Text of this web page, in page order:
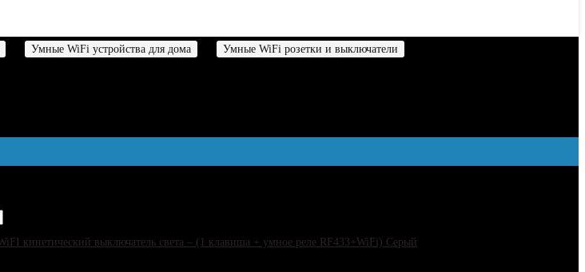
Умные WiFi устройства для дома Умные WiFi розетки и выключатели